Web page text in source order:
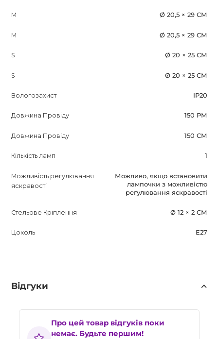
M Ø 20,5 × 29 СМ
M Ø 20,5 × 29 СМ
S Ø 20 × 25 СМ
S Ø 20 × 25 СМ
Вологозахист IP20
Довжина Провіду 150 РМ
Довжина Провіду 150 СМ
Кількість ламп 1
Можливість регулювання
яскравості
Можливо, якщо встановити
лампочки з можливістю
регулювання яскравості
Стельове Кріплення Ø 12 × 2 СМ
Цоколь E27
Відгуки
Про цей товар відгуків поки
немає. Будьте першим!